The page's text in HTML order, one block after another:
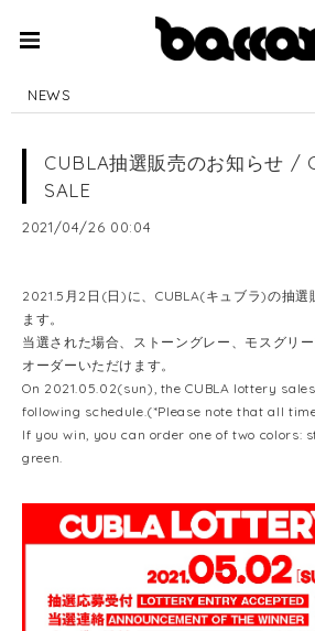
NEWS
CUBLA抽選販売のお知らせ /
SALE
2021/04/26 00:04
2021.5月2日(日)に、CUBLA(キュブラ)の抽選
ます。
当選された場合、ストーングレー、モスグリ
オーダーいただけます。
On 2021.05.02(sun), the CUBLA lottery
following schedule.(*Please note that all
If you win, you can order one of two colors:
green.